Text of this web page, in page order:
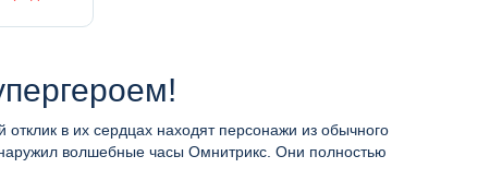
в их сердцах находят персонажи из обычного
волшебные часы Омнитрикс. Они полностью